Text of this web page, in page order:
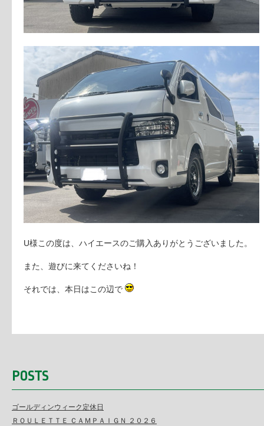
U様この度は、ハイエースのご購入ありがとうございました。
また、遊びに来てくださいね！
それでは、本日はこの辺で
POSTS
ゴールディンウィーク定休日
ＲＯＵＬＥＴＴＥ ＣＡＭＰＡＩＧＮ ２０２６